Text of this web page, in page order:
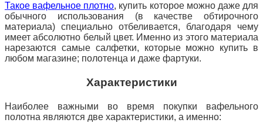
Такое вафельное плотно, купить которое можно даже для
обычного использования (в качестве обтирочного
материала) специально отбеливается, благодаря чему
имеет абсолютно белый цвет. Именно из этого материала
нарезаются самые салфетки, которые можно купить в
любом магазине; полотенца и даже фартуки.
Характеристики
Наиболее важными во время покупки вафельного
полотна являются две характеристики, а именно: